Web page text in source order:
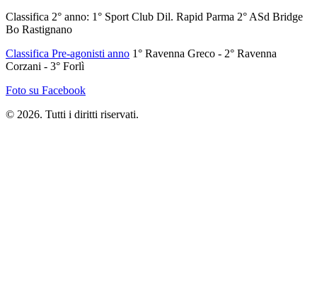
Classifica 2° anno: 1° Sport Club Dil. Rapid Parma 2° ASd Bridge
Bo Rastignano
Classifica Pre-agonisti anno 1° Ravenna Greco - 2° Ravenna
Corzani - 3° Forlì
Foto su Facebook
© 2026. Tutti i diritti riservati.